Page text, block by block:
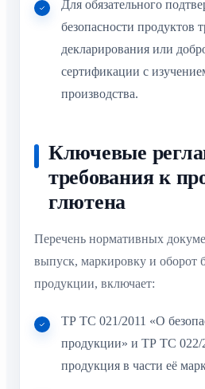
безопасности продуктов
декларирования или
сертификации с
производства.
требования к
глютена
выпуск, маркировку и оборот
продукции, включает:
продукции» и ТР ТС
продукция в части её